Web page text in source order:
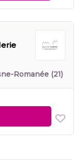
Romanée (21)